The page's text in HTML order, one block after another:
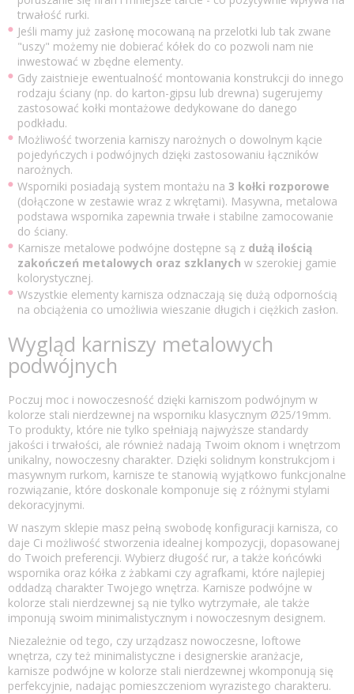
trwałość rurki.
Jeśli mamy już zasłonę mocowaną na przelotki lub tak zwane
"uszy" możemy nie dobierać kółek do co pozwoli nam nie
inwestować w zbędne elementy.
Gdy zaistnieje ewentualność montowania konstrukcji do innego
rodzaju ściany (np. do karton-gipsu lub drewna) sugerujemy
zastosować kołki montażowe dedykowane do danego
podkładu.
Możliwość tworzenia karniszy narożnych o dowolnym kącie
pojedyńczych i podwójnych dzięki zastosowaniu łączników
narożnych.
Wsporniki posiadają system montażu na 3 kołki rozporowe
(dołączone w zestawie wraz z wkrętami). Masywna, metalowa
podstawa wspornika zapewnia trwałe i stabilne zamocowanie
do ściany.
Karnisze metalowe podwójne dostępne są z dużą ilością
zakończeń metalowych oraz szklanych w szerokiej gamie
kolorystycznej.
Wszystkie elementy karnisza odznaczają się dużą odpornością
na obciążenia co umożliwia wieszanie długich i ciężkich zasłon.
Wygląd karniszy metalowych
podwójnych
Poczuj moc i nowoczesność dzięki karniszom podwójnym w
kolorze stali nierdzewnej na wsporniku klasycznym Ø25/19mm.
To produkty, które nie tylko spełniają najwyższe standardy
jakości i trwałości, ale również nadają Twoim oknom i wnętrzom
unikalny, nowoczesny charakter. Dzięki solidnym konstrukcjom i
masywnym rurkom, karnisze te stanowią wyjątkowo funkcjonalne
rozwiązanie, które doskonale komponuje się z różnymi stylami
dekoracyjnymi.
W naszym sklepie masz pełną swobodę konfiguracji karnisza, co
daje Ci możliwość stworzenia idealnej kompozycji, dopasowanej
do Twoich preferencji. Wybierz długość rur, a także końcówki
wspornika oraz kółka z żabkami czy agrafkami, które najlepiej
oddadzą charakter Twojego wnętrza. Karnisze podwójne w
kolorze stali nierdzewnej są nie tylko wytrzymałe, ale także
imponują swoim minimalistycznym i nowoczesnym designem.
Niezależnie od tego, czy urządzasz nowoczesne, loftowe
wnętrza, czy też minimalistyczne i designerskie aranżacje,
karnisze podwójne w kolorze stali nierdzewnej wkomponują się
perfekcyjnie, nadając pomieszczeniom wyrazistego charakteru.